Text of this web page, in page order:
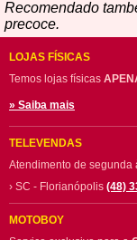
Recomendado
precoce.
LOJAS FÍSICAS
Temos lojas físicas
» Saiba mais
TELEVENDAS
Atendimento de segunda
› SC - Florianópolis (48)
MOTOBOY